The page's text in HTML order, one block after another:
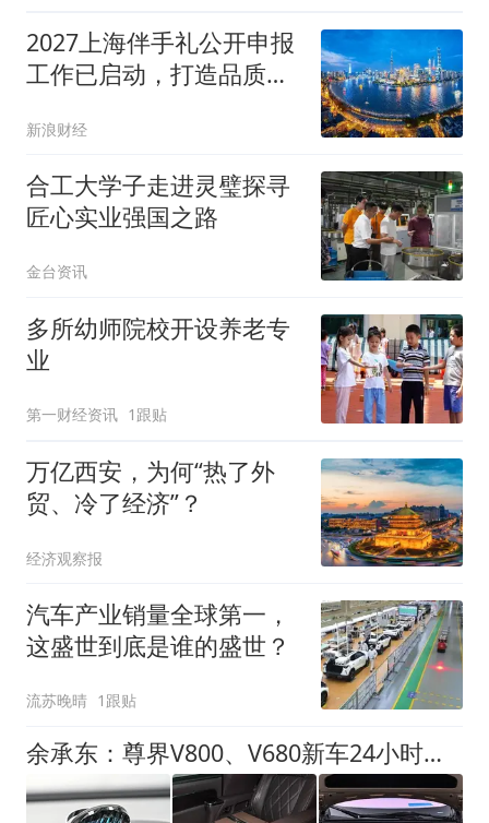
2027上海伴手礼公开申报
工作已启动，打造品质标
新浪财经
合工大学子走进灵璧探寻
匠心实业强国之路
金台资讯
多所幼师院校开设养老专
业
第一财经资讯 1跟贴
万亿西安，为何“热了外
贸、冷了经济”？
经济观察报
汽车产业销量全球第一，
这盛世到底是谁的盛世？
流苏晚晴 1跟贴
余承东：尊界V800、V680新车24小时大定突破3500台